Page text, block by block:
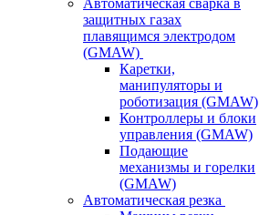
Автоматическая сварка в
защитных газах
плавящимся электродом
(GMAW)
Каретки,
манипуляторы и
роботизация (GMAW)
Контроллеры и блоки
управления (GMAW)
Подающие
механизмы и горелки
(GMAW)
Автоматическая резка